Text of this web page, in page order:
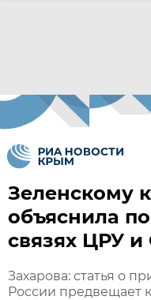
Зеленскому
объяснила
связях ЦРУ и
Захарова: статья о
России предвещает